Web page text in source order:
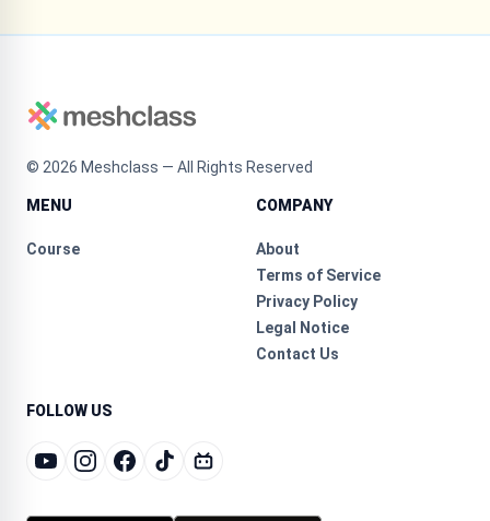
© 2026 Meshclass — All Rights Reserved
MENU
Course
COMPANY
About
Terms of Service
Privacy Policy
Legal Notice
Contact Us
FOLLOW US